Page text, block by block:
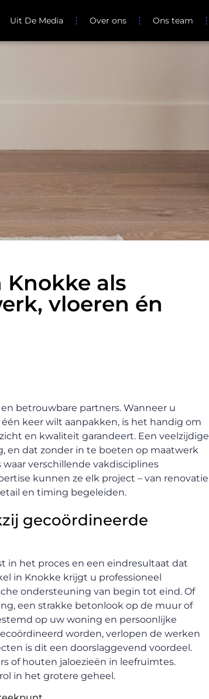
Uit De Media Over ons Ons team
als
vloeren én
betrouwbare partners. Wanneer u
keer wilt aanpakken, is het handig om
en kwaliteit garandeert. Een veelzijdige
en dat zonder in te boeten op maatwerk
waar verschillende vakdisciplines
kunnen ze elk project – van renovatie
en timing begeleiden.
gecoördineerde
in het proces en een eindresultaat dat
in Knokke krijgt u professioneel
ondersteuning van begin tot eind. Of
een strakke betonlook op de muur of
op uw woning en persoonlijke
worden, verlopen de werken
is dit een doorslaggevend voordeel.
of houten jaloezieën in leefruimtes.
in het grotere geheel.